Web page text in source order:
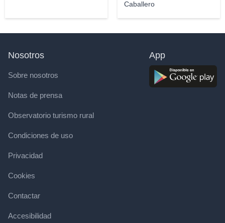
Caballero
Nosotros
Sobre nosotros
Notas de prensa
Observatorio turismo rural
Condiciones de uso
Privacidad
Cookies
Contactar
Accesibilidad
App